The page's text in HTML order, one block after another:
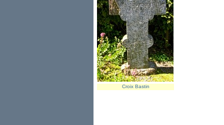
Croix Bastin